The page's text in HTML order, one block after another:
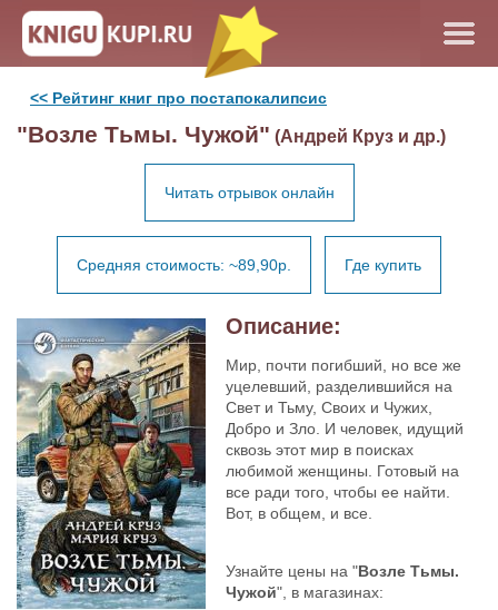
<< Рейтинг книг про постапокалипсис
"Возле Тьмы. Чужой" (Андрей Круз и др.)
Читать отрывок онлайн
Средняя стоимость: ~89,90р. Где купить
Описание:
Мир, почти погибший, но все же
уцелевший, разделившийся на
Свет и Тьму, Своих и Чужих,
Добро и Зло. И человек, идущий
сквозь этот мир в поисках
любимой женщины. Готовый на
все ради того, чтобы ее найти.
Вот, в общем, и все.
Узнайте цены на "Возле Тьмы.
Чужой", в магазинах: